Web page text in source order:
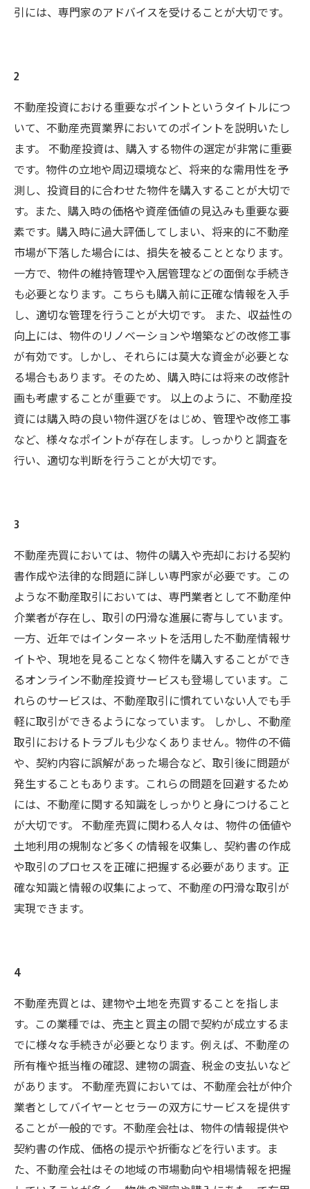
引には、専門家のアドバイスを受けることが大切です。
2
不動産投資における重要なポイントというタイトルにつ
いて、不動産売買業界においてのポイントを説明いたし
ます。 不動産投資は、購入する物件の選定が非常に重要
です。物件の立地や周辺環境など、将来的な需用性を予
測し、投資目的に合わせた物件を購入することが大切で
す。また、購入時の価格や資産価値の見込みも重要な要
素です。購入時に過大評価してしまい、将来的に不動産
市場が下落した場合には、損失を被ることとなります。
一方で、物件の維持管理や入居管理などの面倒な手続き
も必要となります。こちらも購入前に正確な情報を入手
し、適切な管理を行うことが大切です。 また、収益性の
向上には、物件のリノベーションや増築などの改修工事
が有効です。しかし、それらには莫大な資金が必要とな
る場合もあります。そのため、購入時には将来の改修計
画も考慮することが重要です。 以上のように、不動産投
資には購入時の良い物件選びをはじめ、管理や改修工事
など、様々なポイントが存在します。しっかりと調査を
行い、適切な判断を行うことが大切です。
3
不動産売買においては、物件の購入や売却における契約
書作成や法律的な問題に詳しい専門家が必要です。この
ような不動産取引においては、専門業者として不動産仲
介業者が存在し、取引の円滑な進展に寄与しています。
一方、近年ではインターネットを活用した不動産情報サ
イトや、現地を見ることなく物件を購入することができ
るオンライン不動産投資サービスも登場しています。こ
れらのサービスは、不動産取引に慣れていない人でも手
軽に取引ができるようになっています。 しかし、不動産
取引におけるトラブルも少なくありません。物件の不備
や、契約内容に誤解があった場合など、取引後に問題が
発生することもあります。これらの問題を回避するため
には、不動産に関する知識をしっかりと身につけること
が大切です。 不動産売買に関わる人々は、物件の価値や
土地利用の規制など多くの情報を収集し、契約書の作成
や取引のプロセスを正確に把握する必要があります。正
確な知識と情報の収集によって、不動産の円滑な取引が
実現できます。
4
不動産売買とは、建物や土地を売買することを指しま
す。この業種では、売主と買主の間で契約が成立するま
でに様々な手続きが必要となります。例えば、不動産の
所有権や抵当権の確認、建物の調査、税金の支払いなど
があります。 不動産売買においては、不動産会社が仲介
業者としてバイヤーとセラーの双方にサービスを提供す
ることが一般的です。不動産会社は、物件の情報提供や
契約書の作成、価格の提示や折衝などを行います。ま
た、不動産会社はその地域の市場動向や相場情報を把握